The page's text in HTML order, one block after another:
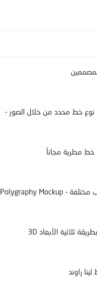
نوع خط محدد من خلال الصور -
PSD مجموعة موك أب مختلفة - Polygraphy Mockup